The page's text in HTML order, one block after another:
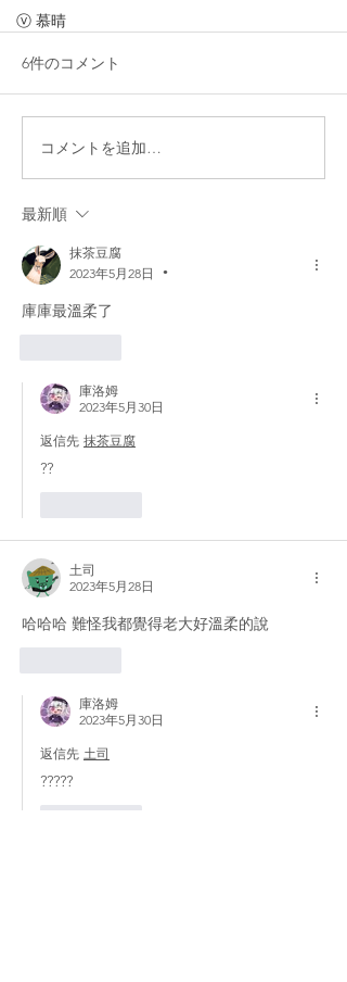
ⓥ 慕晴
6件のコメント
コメントを追加…
最新順
抹茶豆腐
2023年5月28日
•
庫庫最溫柔了
庫洛姆
2023年5月30日
返信先 抹茶豆腐
??
土司
2023年5月28日
哈哈哈 難怪我都覺得老大好溫柔的說
庫洛姆
2023年5月30日
返信先 土司
?????